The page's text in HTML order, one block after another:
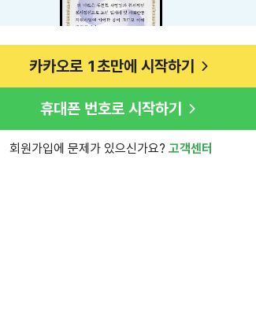
카카오로 1초만에 시작하기
휴대폰 번호로 시작하기
회원가입에 문제가 있으신가요? 고객센터